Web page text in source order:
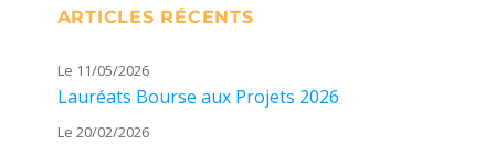
ARTICLES RÉCENTS
Le 11/05/2026
Lauréats Bourse aux Projets 2026
Le 20/02/2026